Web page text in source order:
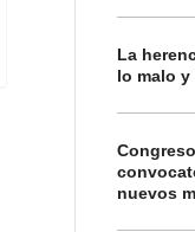
La
lo malo y
nuevos